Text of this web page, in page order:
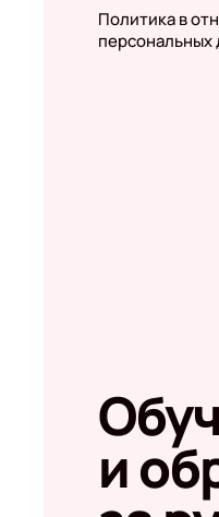
Политика в
персональных
и